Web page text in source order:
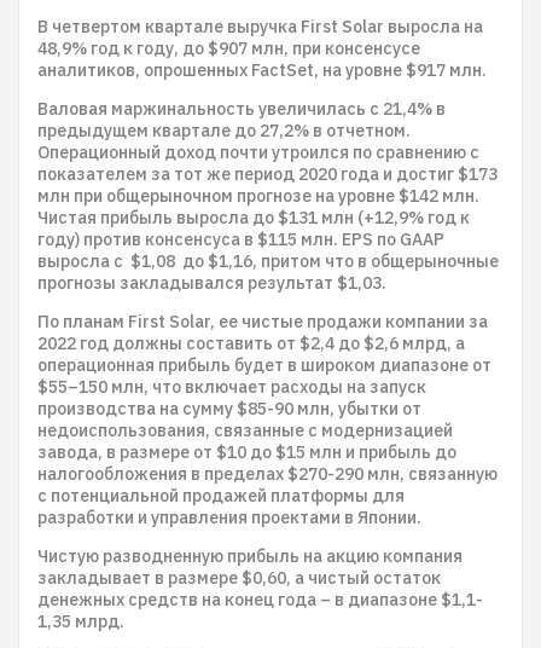
В четвертом квартале выручка First Solar выросла на
48,9% год к году, до $907 млн, при консенсусе
аналитиков, опрошенных FactSet, на уровне $917 млн.
Валовая маржинальность увеличилась с 21,4% в
предыдущем квартале до 27,2% в отчетном.
Операционный доход почти утроился по сравнению с
показателем за тот же период 2020 года и достиг $173
млн при общерыночном прогнозе на уровне $142 млн.
Чистая прибыль выросла до $131 млн (+12,9% год к
году) против консенсуса в $115 млн. EPS по GAAP
выросла с $1,08 до $1,16, притом что в общерыночные
прогнозы закладывался результат $1,03.
По планам First Solar, ее чистые продажи компании за
2022 год должны составить от $2,4 до $2,6 млрд, а
операционная прибыль будет в широком диапазоне от
$55–150 млн, что включает расходы на запуск
производства на сумму $85-90 млн, убытки от
недоиспользования, связанные с модернизацией
завода, в размере от $10 до $15 млн и прибыль до
налогообложения в пределах $270-290 млн, связанную
с потенциальной продажей платформы для
разработки и управления проектами в Японии.
Чистую разводненную прибыль на акцию компания
закладывает в размере $0,60, а чистый остаток
денежных средств на конец года – в диапазоне $1,1-
1,35 млрд.